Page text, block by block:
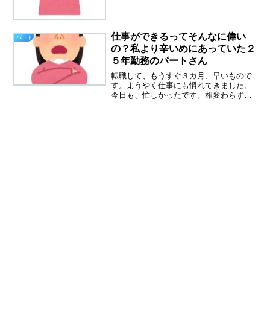
パート
仕事ができるってそんなに偉い
の？私より辛いめにあっていた２
５年勤務のパートさん
転職して、もうすぐ３カ月、早いもので
す。ようやく仕事にも慣れてきました。
今日も、忙しかったです。相変わらず、